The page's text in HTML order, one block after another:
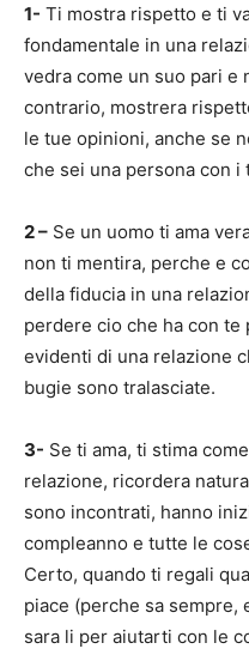
1- Ti mostra rispetto e ti
fondamentale in una
vedra come un suo pari e
contrario, mostrera
le tue opinioni, anche se
che sei una persona con
2 – Se un uomo ti ama
non ti mentira, perche e
della fiducia in una
perdere cio che ha con te
evidenti di una relazione
bugie sono tralasciate.
3- Se ti ama, ti stima
relazione, ricordera
sono incontrati, hanno
compleanno e tutte le
Certo, quando ti regali
piace (perche sa sempre,
sara li per aiutarti con le